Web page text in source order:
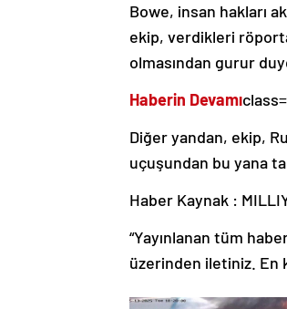
Bowe, insan hakları
ekip, verdikleri
olmasından gurur
Haberin Devamı
Diğer yandan, ekip,
uçuşundan bu yana
Haber Kaynak :
“Yayınlanan tüm
üzerinden iletiniz. En